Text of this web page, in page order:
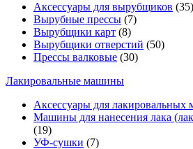
Аксессуары для вырубщиков (35)
Вырубные прессы (7)
Вырубщики карт (8)
Вырубщики отверстий (50)
Прессы валковые (30)
Лакировальные машины
Аксессуары для лакировальных
Машины для нанесения лака
(19)
УФ-сушки (7)